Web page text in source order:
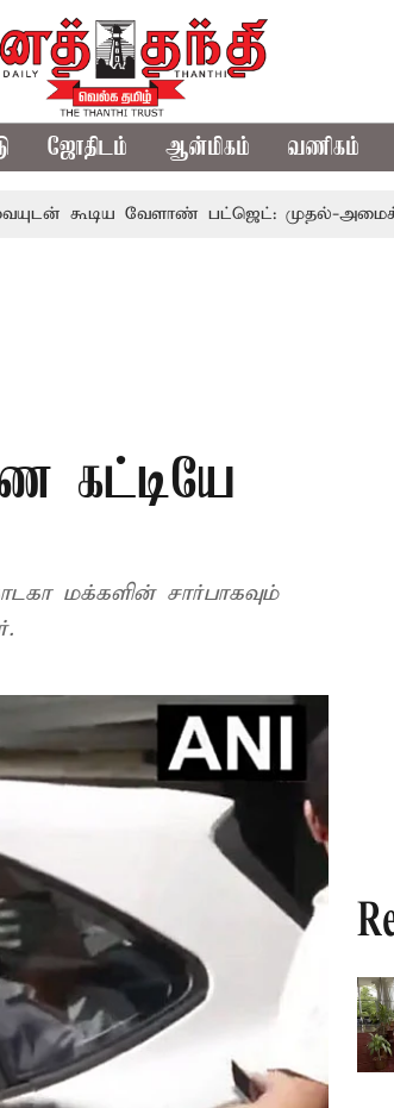
ஜோதிடம் ஆன்மிகம் வணிகம்
வேளாண் பட்ஜெட்: முதல்-அமைச்சர்
கட்டியே
மக்களின் சார்பாகவும்